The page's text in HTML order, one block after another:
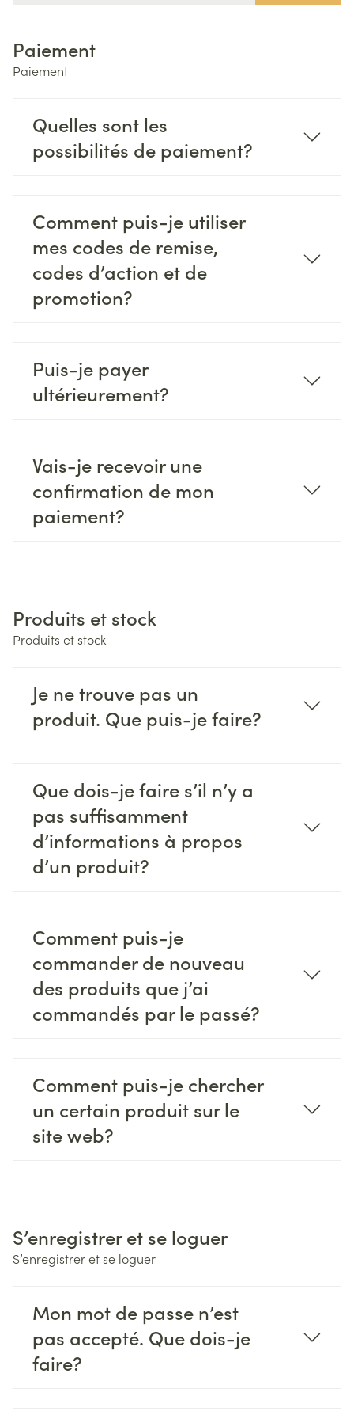
Paiement
Paiement
Quelles sont les
possibilités de paiement?
Comment puis-je utiliser
mes codes de remise,
codes d’action et de
promotion?
Puis-je payer
ultérieurement?
Vais-je recevoir une
confirmation de mon
paiement?
Produits et stock
Produits et stock
Je ne trouve pas un
produit. Que puis-je faire?
Que dois-je faire s’il n’y a
pas suffisamment
d’informations à propos
d’un produit?
Comment puis-je
commander de nouveau
des produits que j’ai
commandés par le passé?
Comment puis-je chercher
un certain produit sur le
site web?
S’enregistrer et se loguer
S’enregistrer et se loguer
Mon mot de passe n’est
pas accepté. Que dois-je
faire?